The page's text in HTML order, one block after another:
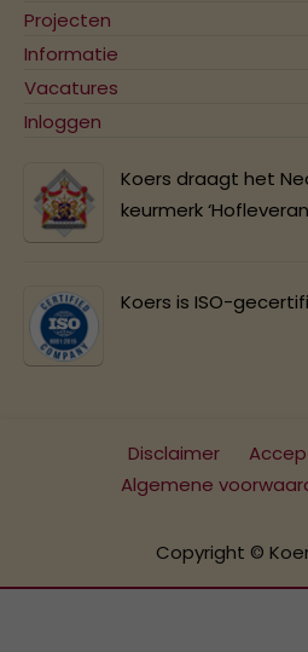
Projecten
Informatie
Vacatures
Inloggen
Koers draagt het
keurmerk
Koers is ISO-
Disclaimer
Algemene
Copyright ©